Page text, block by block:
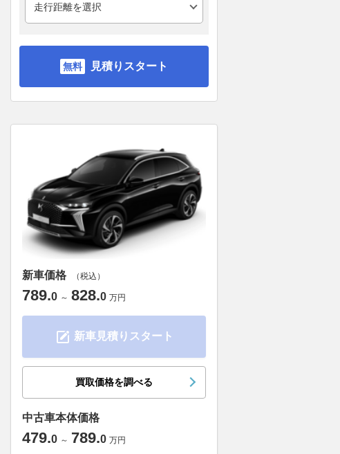
見積りスタート
新車価格 （税込）
789.0 ～ 828.0 万円
新車見積りスタート
買取価格を調べる
中古車本体価格
479.0 ～ 789.0 万円